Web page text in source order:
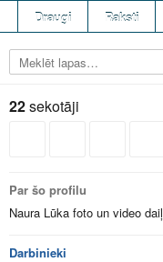
Draugi Raksti
22sekotāji
Par šo profilu
Naura Lūka foto un video
Darbinieki